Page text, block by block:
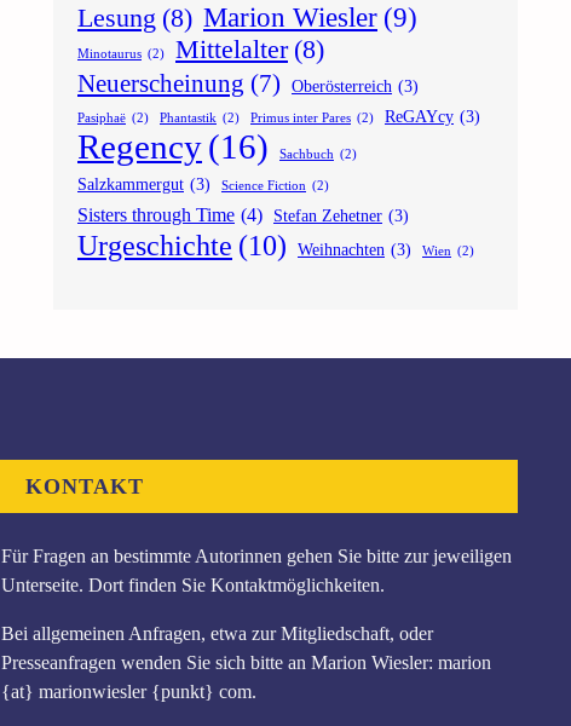
Lesung (8) Marion Wiesler (9)
Minotaurus (2) Mittelalter (8)
Neuerscheinung (7) Oberösterreich (3)
Pasiphaë (2) Phantastik (2) Primus inter Pares (2) ReGAYcy (3)
Regency(16) Sachbuch (2)
Salzkammergut (3) Science Fiction (2)
Sisters through Time (4) Stefan Zehetner (3)
Urgeschichte (10) Weihnachten (3) Wien (2)
KONTAKT
Für Fragen an bestimmte Autorinnen gehen Sie bitte zur jeweiligen
Unterseite. Dort finden Sie Kontaktmöglichkeiten.
Bei allgemeinen Anfragen, etwa zur Mitgliedschaft, oder
Presseanfragen wenden Sie sich bitte an Marion Wiesler: marion
{at} marionwiesler {punkt} com.